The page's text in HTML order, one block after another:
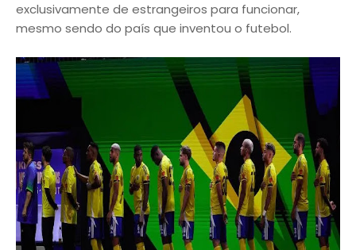
exclusivamente de estrangeiros para funcionar,
mesmo sendo do país que inventou o futebol.